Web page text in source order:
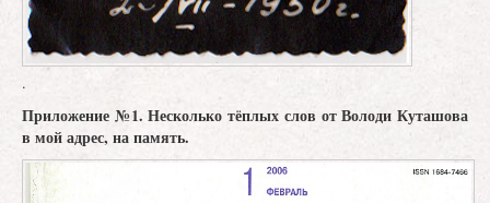
.
Приложение №1. Несколько тёплых слов от Володи Куташова
в мой адрес, на память.